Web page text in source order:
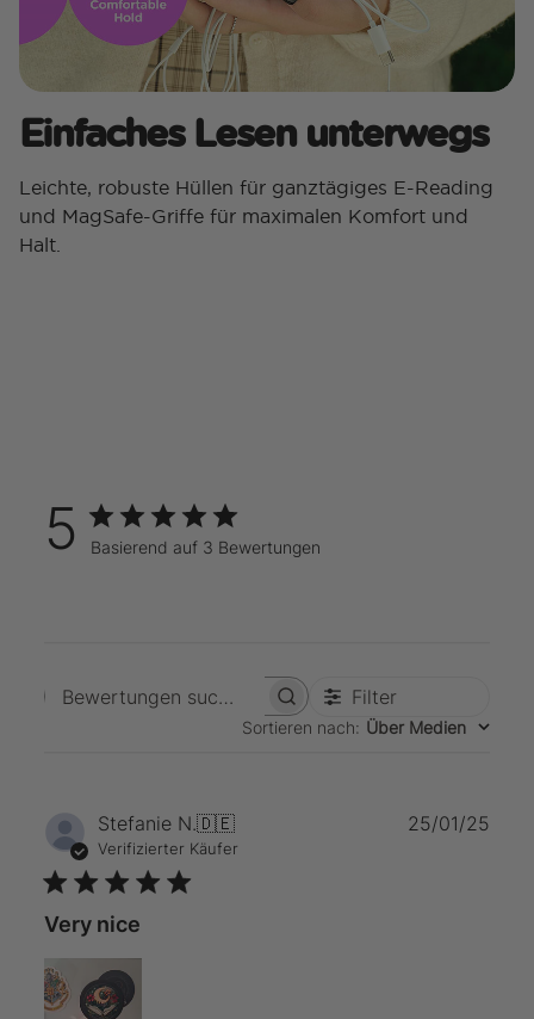
Einfaches Lesen unterwegs
Leichte, robuste Hüllen für ganztägiges E-Reading
und MagSafe-Griffe für maximalen Komfort und
Halt.
5 Basierend auf 3 Bewertungen
Bewertungen suchenFilter
Sortieren nach: Über Medien
Stefanie N.🇩🇪
Verifizierter Käufer
Very nice
25/01/25